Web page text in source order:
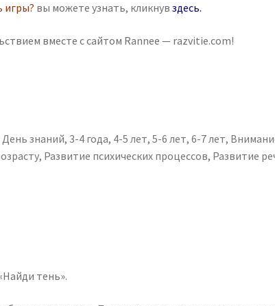
игры? вы можете узнать, кликнув здесь.
вместе с сайтом Rannee — razvitie.com!
День знаний, 3-4 года, 4-5 лет, 5-6 лет, 6-7 лет,
, Развитие психических процессов, Развитие
тень».